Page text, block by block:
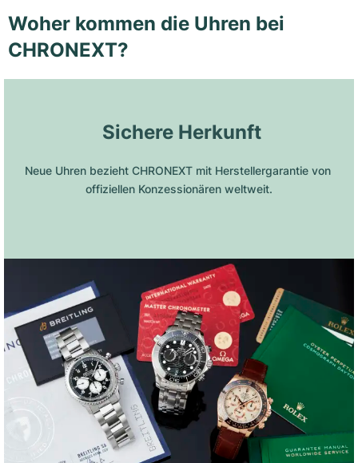
Woher kommen die Uhren bei
CHRONEXT?
Sichere Herkunft
Neue Uhren bezieht CHRONEXT mit Herstellergarantie von
offiziellen Konzessionären weltweit.